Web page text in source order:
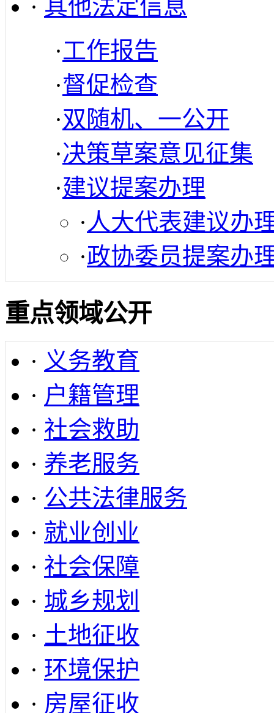
· 其他法定信息
·工作报告
·督促检查
·双随机、一公开
·决策草案意见征集
·建议提案办理
· 人大代表建议办
·政协委员提案办
重点领域公开
· 义务教育
· 户籍管理
· 社会救助
· 养老服务
· 公共法律服务
· 就业创业
· 社会保障
· 城乡规划
· 土地征收
· 环境保护
· 房屋征收